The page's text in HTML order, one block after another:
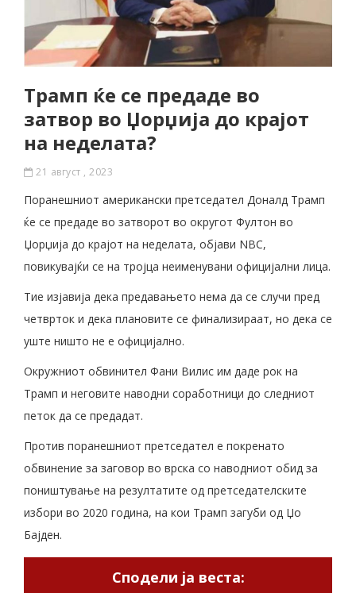
Трамп ќе се предаде во
затвор во Џорџија до крајот
на неделата?
21 август , 2023
Поранешниот американски претседател Доналд Трамп
ќе се предаде во затворот во округот Фултон во
Џорџија до крајот на неделата, објави NBC,
повикувајќи се на тројца неименувани официјални лица.
Тие изјавија дека предавањето нема да се случи пред
четврток и дека плановите се финализираат, но дека се
уште ништо не е официјално.
Окружниот обвинител Фани Вилис им даде рок на
Трамп и неговите наводни соработници до следниот
петок да се предадат.
Против поранешниот претседател е покренато
обвинение за заговор во врска со наводниот обид за
поништување на резултатите од претседателските
избори во 2020 година, на кои Трамп загуби од Џо
Бајден.
Сподели ја веста: